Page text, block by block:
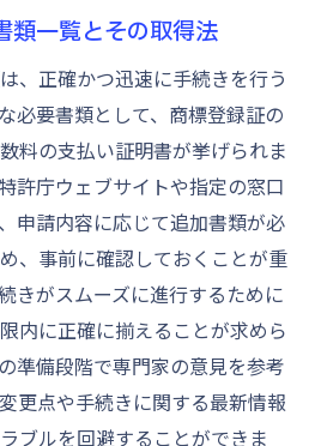
類一覧とその取得法
、正確かつ迅速に手続きを行う
必要書類として、商標登録証の
料の支払い証明書が挙げられま
許庁ウェブサイトや指定の窓口
申請内容に応じて追加書類が必
、事前に確認しておくことが重
きがスムーズに進行するために
内に正確に揃えることが求めら
準備段階で専門家の意見を参考
更点や手続きに関する最新情報
ブルを回避することができま